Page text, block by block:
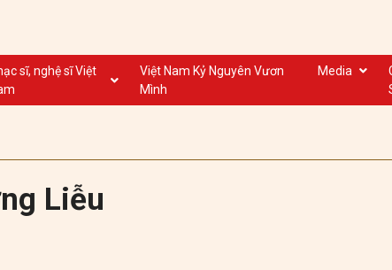
sĩ, nghệ sĩ Việt
sĩ biểu diễn VN
Việt Nam Kỷ Nguyên Vươn
Mình
Media
Dân ca
Liễu